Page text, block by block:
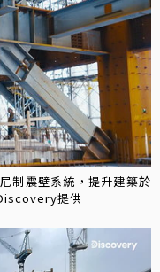
制震壁系統，提升建築於
提供